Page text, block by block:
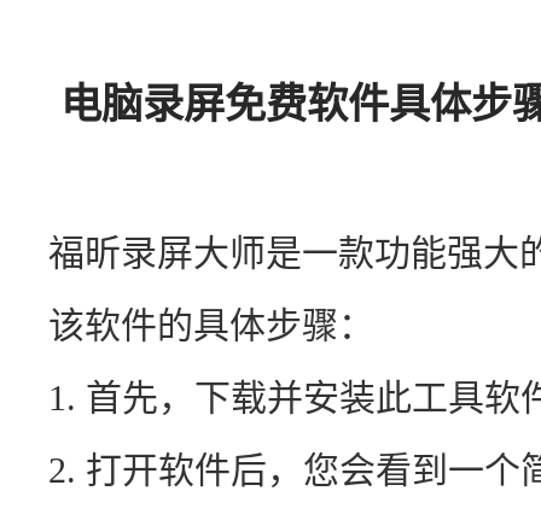
电脑录屏免费软件具体步
福昕录屏大师是一款功能强大
该软件的具体步骤：
1. 首先，下载并安装此工具软
2. 打开软件后，您会看到一